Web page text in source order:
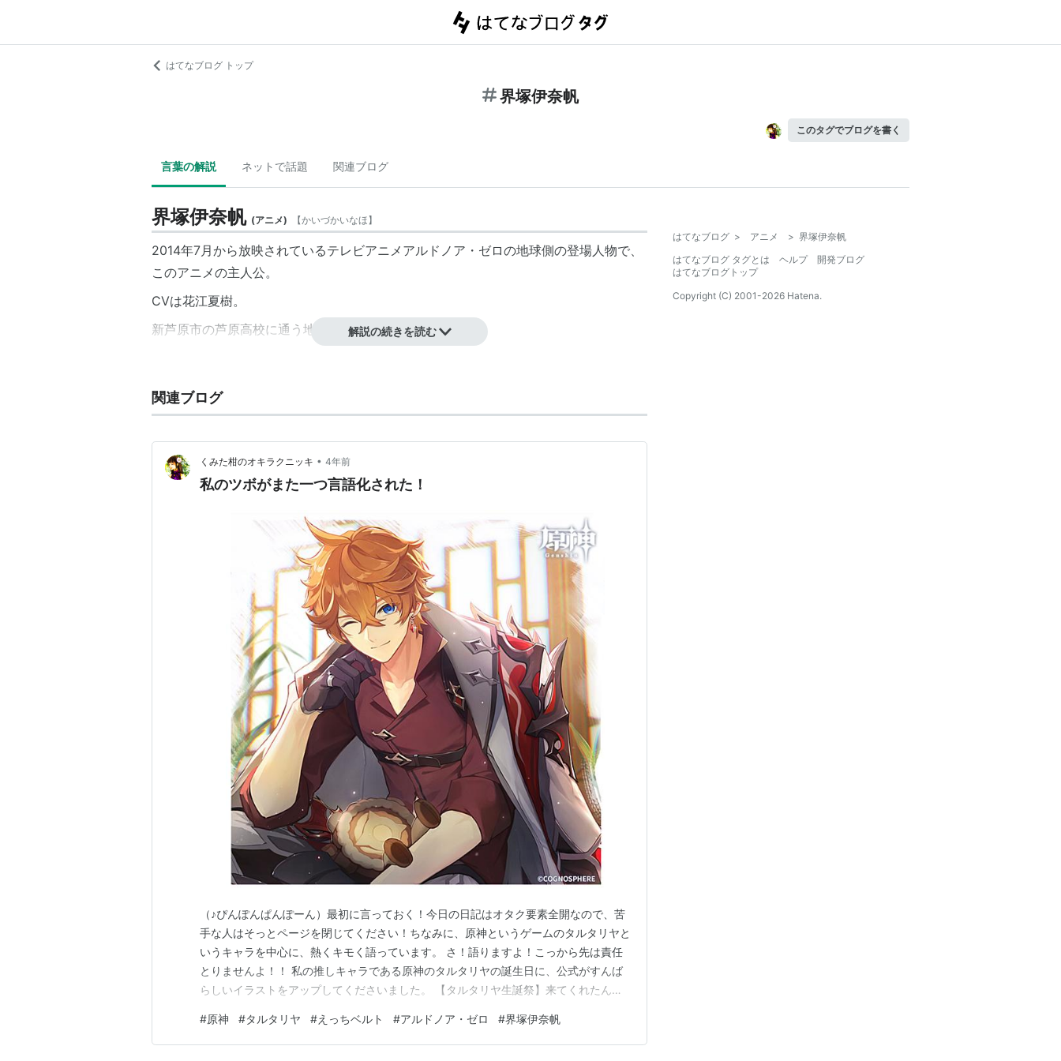
はてなブログ トップ
界塚伊奈帆
このタグでブログを書く
言葉の解説 ネットで話題 関連ブログ
界塚伊奈帆 (アニメ) 【かいづかいなほ】
2014年7月から放映されているテレビアニメアルドノア・ゼロの地球側の登場人物で、
このアニメの主人公。
CVは花江夏樹。
新芦原市の芦原高校に通う地球人の高校1年生。
ヘブンズ・フォールによる天変地異で両親を亡くしてからは姉のユキに育てられ、姉と
二人暮らし。学力・軍事教練共に主席を修めるほど優秀。
けの作戦立案能力とカタフラクト操縦技量を持つ。
解説の続きを読む
関連ブログ
くみた柑のオキラクニッキ • 4年前
私のツボがまた一つ言語化された！
（♪ぴんぽんぱんぽーん）最初に言っておく！今日の日記はオタク要素全開なので、苦
手な人はそっとページを閉じてください！ちなみに、原神というゲームのタルタリヤと
いうキャラを中心に、熱くキモく語っています。 さ！語りますよ！こっから先は責任
とりませんよ！！ 私の推しキャラである原神のタルタリヤの誕生日に、公式がすんば
らしいイラストをアップしてくださいました。 【タルタリヤ生誕祭】来てくれたんだ
ウセルから独眼坊を渡すよう頼まれてね。あの子は君がうちに遊びに来るのを楽しみに
してるよ。スネージナヤは璃月よりも寒い。しっかり着込ん…
#原神 #タルタリヤ #えっちベルト #アルドノア・ゼロ #界塚伊奈帆
はてなブログ > アニメ > 界塚伊奈帆
はてなブログ タグとは
ヘルプ
開発ブログ
はてなブログトップ
Copyright (C) 2001-2026 Hatena.